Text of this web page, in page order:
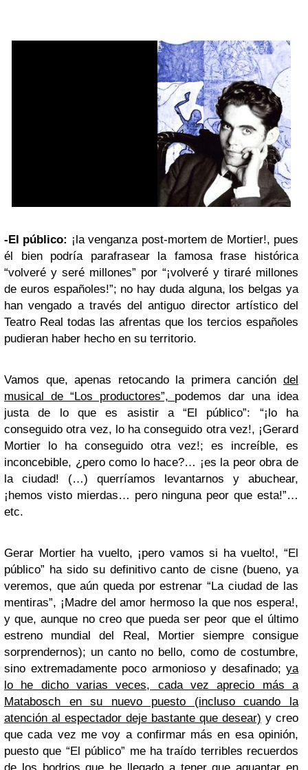
-El público: ¡la venganza post-mortem de Mortier!, pues
él bien podría parafrasear la famosa frase histórica
“volveré y seré millones” por “¡volveré y tiraré millones
de euros españoles!”; no hay duda alguna, los belgas ya
han vengado a través del antiguo director artístico del
Teatro Real todas las afrentas que los tercios españoles
pudieran haber hecho en su territorio.
Vamos que, apenas retocando la primera canción del
musical de “Los productores”, podemos dar una idea
justa de lo que es asistir a “El público”: “¡lo ha
conseguido otra vez, lo ha conseguido otra vez!, ¡Gerard
Mortier lo ha conseguido otra vez!; es increíble, es
inconcebible, ¿pero como lo hace?… ¡es la peor obra de
la ciudad! (…) querríamos levantarnos y abuchear,
¡hemos visto mierdas… pero ninguna peor que esta!”…
etc.
Gerar Mortier ha vuelto, ¡pero vamos si ha vuelto!, “El
público” ha sido su definitivo canto de cisne (bueno, ya
veremos, que aún queda por estrenar “La ciudad de las
mentiras”, ¡Madre del amor hermoso la que nos espera!,
y que, aunque no creo que pueda ser peor que el último
estreno mundial del Real, Mortier siempre consigue
sorprendernos); un canto no bello, como de costumbre,
sino extremadamente poco armonioso y desafinado; ya
lo he dicho varias veces, cada vez aprecio más a
Matabosch en su nuevo puesto (incluso cuando la
atención al espectador deje bastante que desear) y creo
que cada vez me voy a confirmar más en esa opinión,
puesto que “El público” me ha traído terribles recuerdos